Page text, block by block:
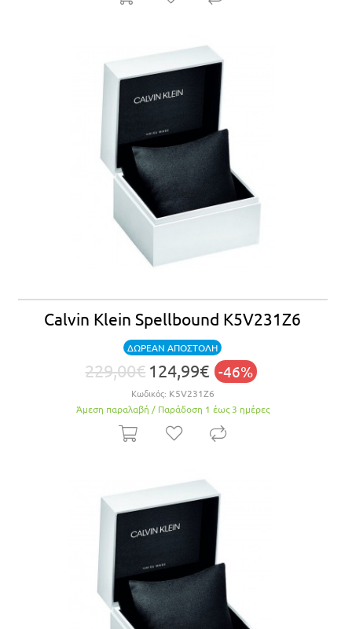
Calvin Klein Spellbound K5V231Z6
ΔΩΡΕΑΝ ΑΠΟΣΤΟΛΗ
229,00€ 124,99€ -46%
Κωδικός: K5V231Z6
Άμεση παραλαβή / Παράδoση 1 έως 3 ημέρες